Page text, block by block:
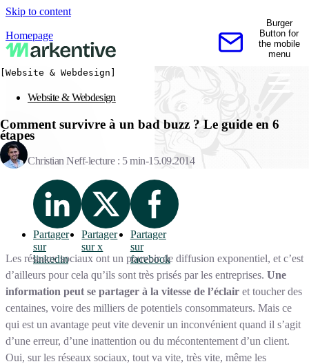
Skip to content
Homepage
Contactez-nous
Burger
Button for
the mobile
menu
[Website & Webdesign]
Website & Webdesign
Comment survivre à un bad buzz ? Le guide en 6
étapes
Christian Neff lecture : 5 min 15.09.2014
Partager
sur
linkedin
Partager
sur x
Partager
sur
facebook
Les réseaux sociaux ont un pouvoir de diffusion exponentiel, et c’est
d’ailleurs pour cela qu’ils sont très prisés par les entreprises. Une
information peut se partager à la vitesse de l’éclair et toucher des
centaines, voire des milliers de potentiels consommateurs. Mais ce
qui est un avantage peut vite devenir un inconvénient quand il s’agit
d’une erreur, d’une inattention ou du mécontentement d’un client.
Oui, sur les réseaux sociaux, tout va vite, très vite, même les